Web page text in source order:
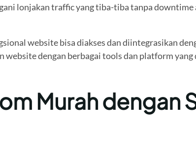
lonjakan traffic yang tiba-tiba tanpa
website bisa diakses dan diintegrasikan
dengan berbagai tools dan platform
Murah dengan